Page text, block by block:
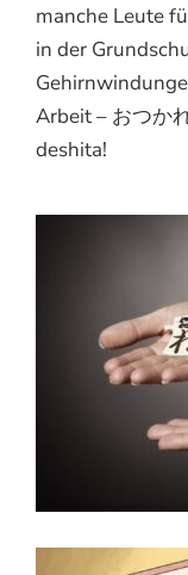
manche Leute
in der
Arbeit – おつか
deshita!